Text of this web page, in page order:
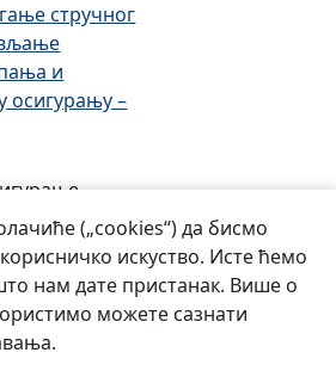
б
е
н
ј
у
б
и
стручног
и
осигурању –
организује
едукацију
за
испита
у
(„cookies“) да бисмо
искуство. Исте ћемо
нам дате пристанак. Више о
можете сазнати